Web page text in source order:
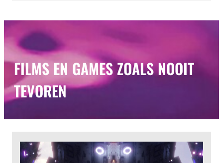
FILMS EN GAMES ZOALS NOOIT
TEVOREN